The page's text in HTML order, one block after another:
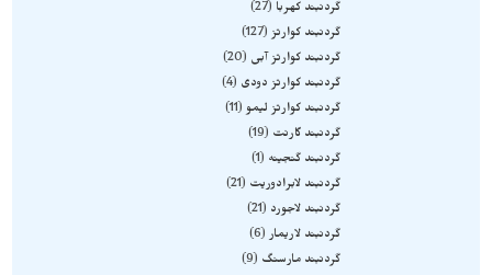
گردنبند کهربا
27
گردنبند کوارتز 127
گردنبند کوارتز آبی
20
گردنبند کوارتز دودی
4
گردنبند کوارتز لیمو 11
گردنبند گارنت
19
گردنبند گنجینه
1
گردنبند لابرادوریت
21
گردنبند لاجورد
21
گردنبند لاریمار 6
گردنبند مارسنگ
9